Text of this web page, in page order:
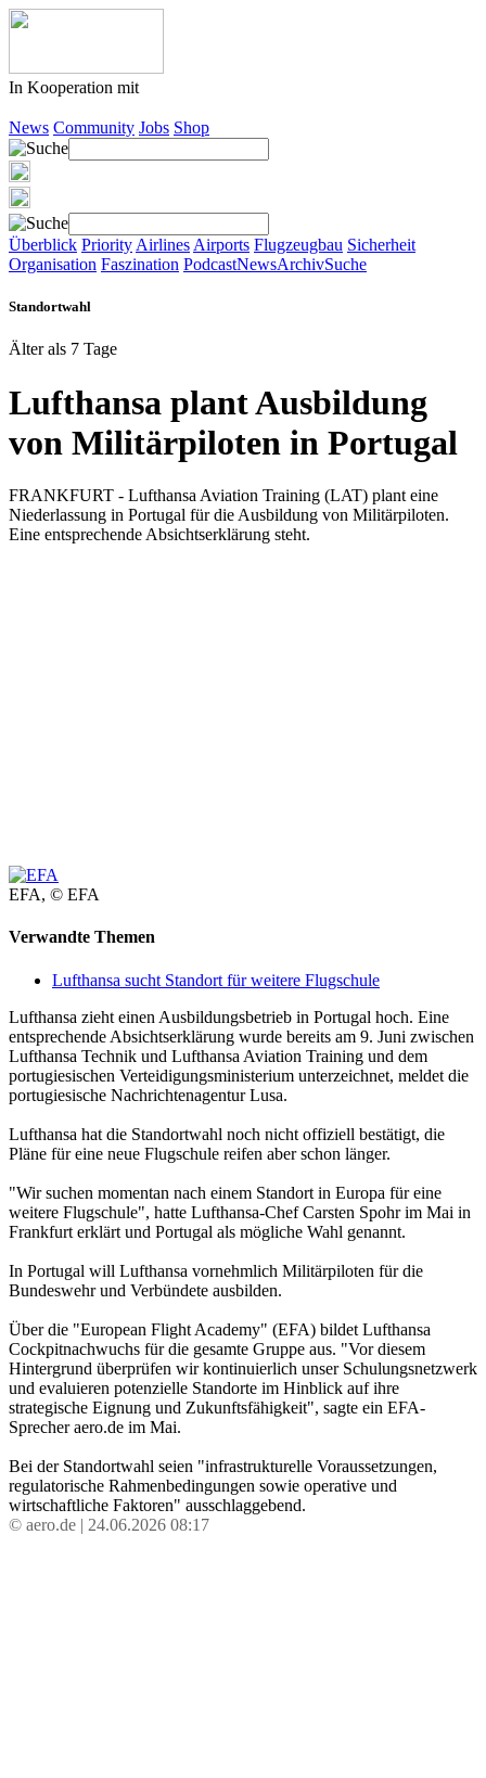
In Kooperation mit
News Community Jobs Shop
Überblick Priority Airlines Airports Flugzeugbau Sicherheit
Organisation Faszination PodcastNewsArchivSuche
Standortwahl
Älter als 7 Tage
Lufthansa plant Ausbildung
von Militärpiloten in Portugal
FRANKFURT - Lufthansa Aviation Training (LAT) plant eine
Niederlassung in Portugal für die Ausbildung von Militärpiloten.
Eine entsprechende Absichtserklärung steht.
EFA, © EFA
Verwandte Themen
Lufthansa sucht Standort für weitere Flugschule
Lufthansa zieht einen Ausbildungsbetrieb in Portugal hoch. Eine
entsprechende Absichtserklärung wurde bereits am 9. Juni zwischen
Lufthansa Technik und Lufthansa Aviation Training und dem
portugiesischen Verteidigungsministerium unterzeichnet, meldet die
portugiesische Nachrichtenagentur Lusa.
Lufthansa hat die Standortwahl noch nicht offiziell bestätigt, die
Pläne für eine neue Flugschule reifen aber schon länger.
"Wir suchen momentan nach einem Standort in Europa für eine
weitere Flugschule", hatte Lufthansa-Chef Carsten Spohr im Mai in
Frankfurt erklärt und Portugal als mögliche Wahl genannt.
In Portugal will Lufthansa vornehmlich Militärpiloten für die
Bundeswehr und Verbündete ausbilden.
Über die "European Flight Academy" (EFA) bildet Lufthansa
Cockpitnachwuchs für die gesamte Gruppe aus. "Vor diesem
Hintergrund überprüfen wir kontinuierlich unser Schulungsnetzwerk
und evaluieren potenzielle Standorte im Hinblick auf ihre
strategische Eignung und Zukunftsfähigkeit", sagte ein EFA-
Sprecher aero.de im Mai.
Bei der Standortwahl seien "infrastrukturelle Voraussetzungen,
regulatorische Rahmenbedingungen sowie operative und
wirtschaftliche Faktoren" ausschlaggebend.
© aero.de | 24.06.2026 08:17